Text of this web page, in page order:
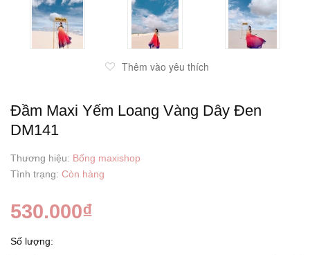
Thêm vào yêu thích
Đầm Maxi Yếm Loang Vàng Dây Đen
DM141
Thương hiệu: Bống maxishop
Tình trạng: Còn hàng
530.000₫
Số lượng: